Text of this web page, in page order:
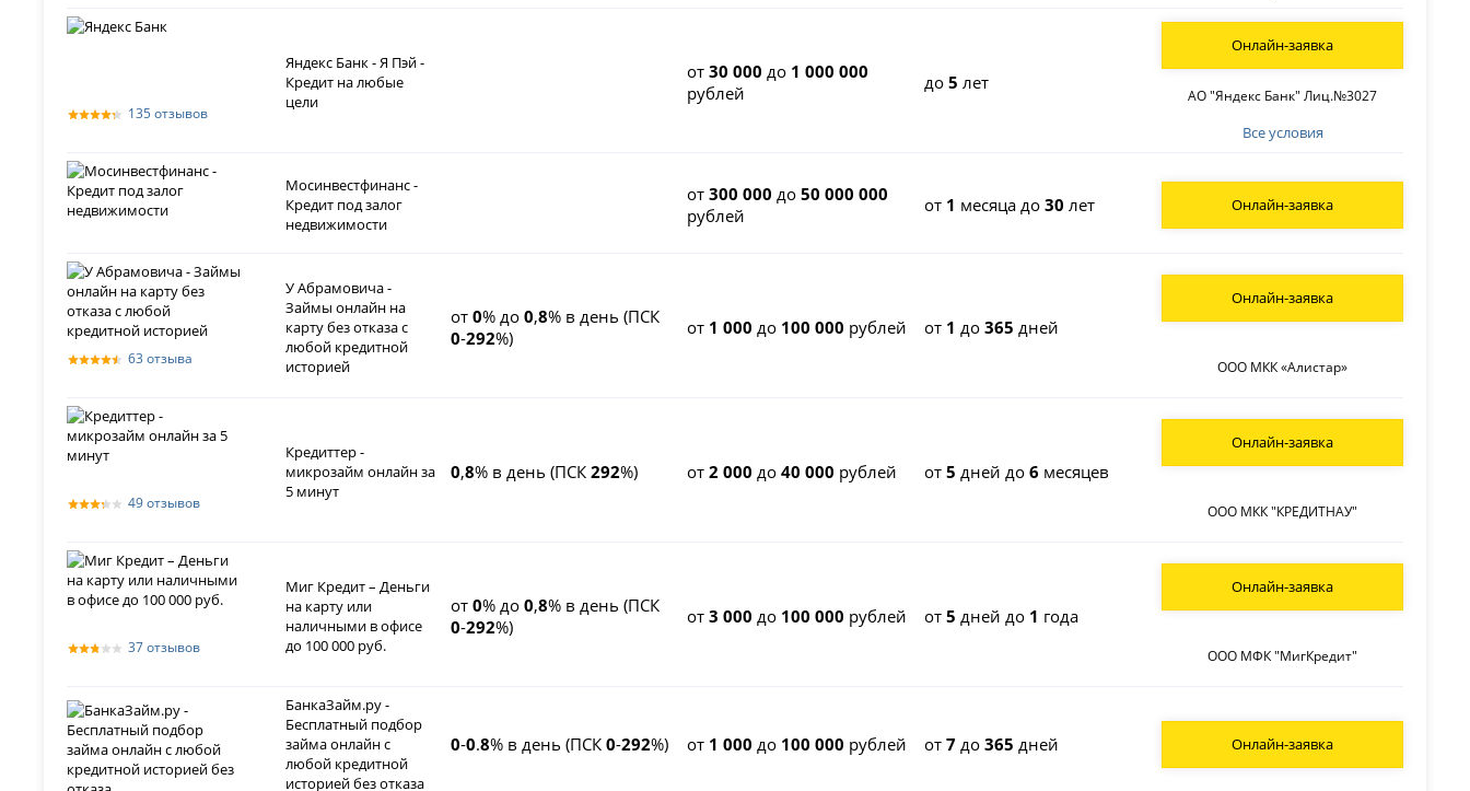
135 отзывов
Яндекс Банк - Я Пэй -
Кредит на любые
цели
от30 000 до 1 000 000
рублей
до5 лет
Все условия
АО "Яндекс Банк" Лиц.№3027
Онлайн-заявка
Мосинвестфинанс -
Кредит под залог
недвижимости
от300 000 до50 000 000
рублей
от 1 месяца до30 лет Онлайн-заявка
63 отзыва
У Абрамовича -
Займы онлайн на
карту без отказа с
любой кредитной
историей
от 0% до 0,8% в день (ПСК
0-292%) от 1 000 до 100 000 рублей от 1 до365 дней
ООО МКК «Алистар»
Онлайн-заявка
49 отзывов
Кредиттер -
микрозайм онлайн за
5 минут
0,8% в день (ПСК 292%) от2 000 до40 000 рублей от5 дней до6 месяцев
ООО МКК "КРЕДИТНАУ"
Онлайн-заявка
37 отзывов
Миг Кредит – Деньги
на карту или
наличными в офисе
до 100 000 руб.
от 0% до 0,8% в день (ПСК
0-292%) от3 000 до 100 000 рублей от5 дней до 1 года
ООО МФК "МигКредит"
Онлайн-заявка
БанкаЗайм.ру -
Бесплатный подбор
займа онлайн с
любой кредитной
историей без отказа
0-0.8% в день (ПСК 0-292%) от 1 000 до 100 000 рублей от7 до365 дней Онлайн-заявка